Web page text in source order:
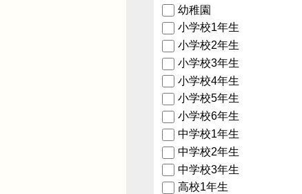
幼稚園
小学校1年生
小学校2年生
小学校3年生
小学校4年生
小学校5年生
小学校6年生
中学校1年生
中学校2年生
中学校3年生
高校1年生